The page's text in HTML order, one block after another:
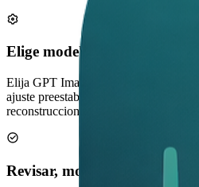
Elige modelo y estilo
Elija GPT Image 2 para obtener la
ajuste preestablecido y decida si
reconstrucciones completas.
Revisar, modificar, guardar